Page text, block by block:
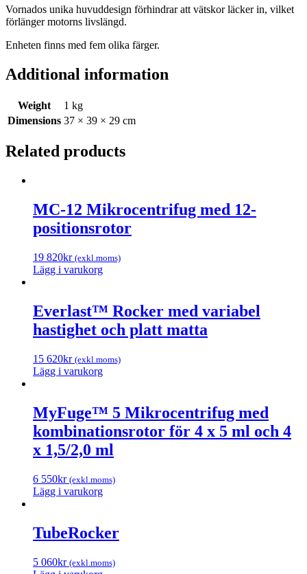
Vornados unika huvuddesign förhindrar att vätskor läcker in, vilket
förlänger motorns livslängd.
Enheten finns med fem olika färger.
Additional information
Weight
1 kg
Dimensions 37 × 39 × 29 cm
Related products
MC-12 Mikrocentrifug med 12-
positionsrotor
19 820kr (exkl.moms)
Lägg i varukorg
Everlast™ Rocker med variabel
hastighet och platt matta
15 620kr (exkl.moms)
Lägg i varukorg
MyFuge™ 5 Mikrocentrifug med
kombinationsrotor för 4 x 5 ml och 4
x 1,5/2,0 ml
6 550kr (exkl.moms)
Lägg i varukorg
TubeRocker
5 060kr (exkl.moms)